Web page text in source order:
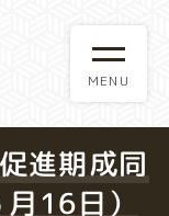
進期成同
16日）